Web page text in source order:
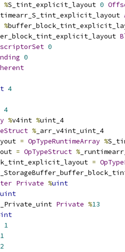
%S_tint_explicit_layout 0
%
0
0
4
4
%v4int %uint_4
% _arr_v4int_uint_4
= OpTypeRuntimeArray %
= OpTypeStruct %
=
Private %uint
uint
Private %13
int
1
1
2